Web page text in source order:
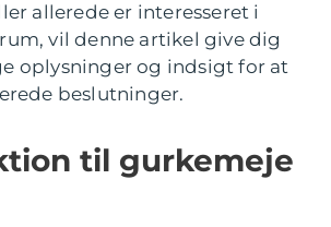
allerede er interesseret i
vil denne artikel give dig
oplysninger og indsigt for at
beslutninger.
til gurkemeje